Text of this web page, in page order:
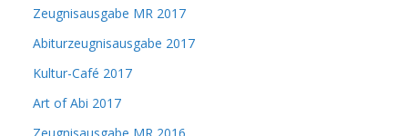
Zeugnisausgabe MR 2017
Abiturzeugnisausgabe 2017
Kultur-Café 2017
Art of Abi 2017